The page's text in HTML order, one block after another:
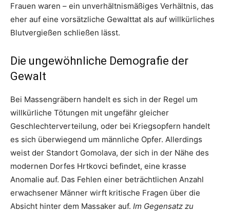
Frauen waren – ein unverhältnismäßiges Verhältnis, das
eher auf eine vorsätzliche Gewalttat als auf willkürliches
Blutvergießen schließen lässt.
Die ungewöhnliche Demografie der
Gewalt
Bei Massengräbern handelt es sich in der Regel um
willkürliche Tötungen mit ungefähr gleicher
Geschlechterverteilung, oder bei Kriegsopfern handelt
es sich überwiegend um männliche Opfer. Allerdings
weist der Standort Gomolava, der sich in der Nähe des
modernen Dorfes Hrtkovci befindet, eine krasse
Anomalie auf. Das Fehlen einer beträchtlichen Anzahl
erwachsener Männer wirft kritische Fragen über die
Absicht hinter dem Massaker auf. Im Gegensatz zu